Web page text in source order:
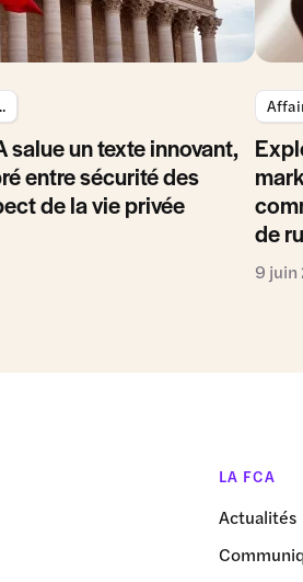
salue un texte innovant,
entre sécurité des
de la vie privée
de
9
LA FCA
Actualités